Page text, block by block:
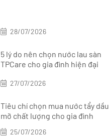
28/07/2026
5 lý do nên chọn nước lau sàn
TPCare cho gia đình hiện đại
27/07/2026
Tiêu chí chọn mua nước tẩy dầu
mỡ chất lượng cho gia đình
25/07/2026